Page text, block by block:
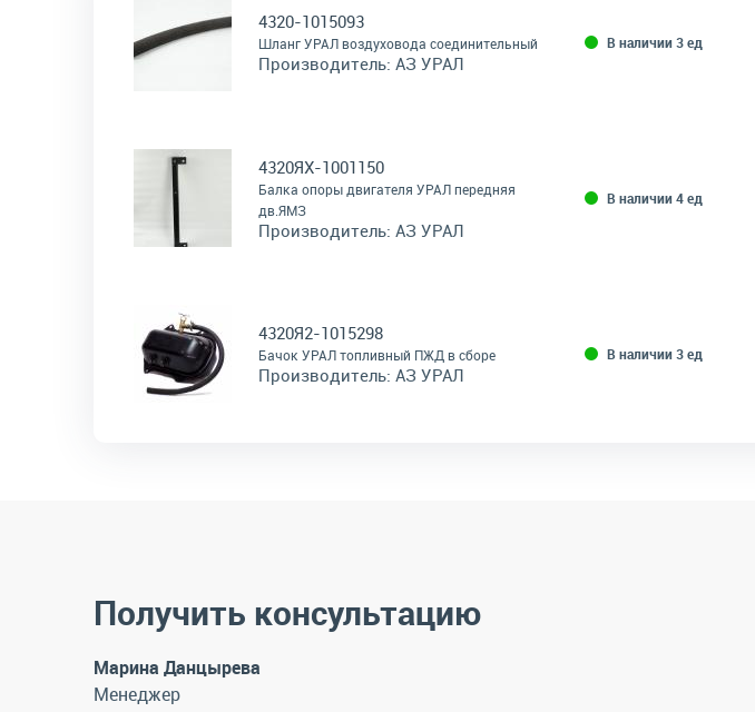
4320-1015093
Шланг УРАЛ воздуховода соединительный
Производитель: АЗ УРАЛ
В наличии 3 ед
4320ЯХ-1001150
Балка опоры двигателя УРАЛ передняя
дв.ЯМЗ
Производитель: АЗ УРАЛ
В наличии 4 ед
4320Я2-1015298
Бачок УРАЛ топливный ПЖД в сборе
Производитель: АЗ УРАЛ
В наличии 3 ед
Получить консультацию
Марина Данцырева
Менеджер